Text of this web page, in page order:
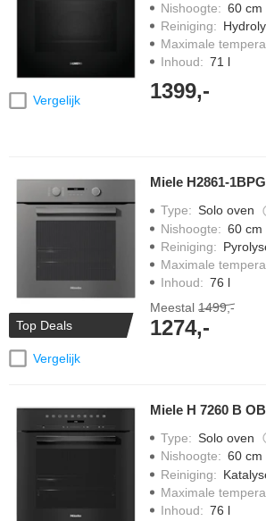
Vergelijk
Nishoogte: 60 cm
Reiniging:
Maximale
Inhoud: 71 l
1399,-
Top Deals
Vergelijk
Miele H2861-
Type: Solo oven
Nishoogte: 60 cm
Reiniging:
Maximale
Inhoud: 76 l
Meestal 1499,-
1274,-
Miele H 7260 B
Type: Solo oven
Nishoogte: 60 cm
Reiniging:
Maximale
Inhoud: 76 l